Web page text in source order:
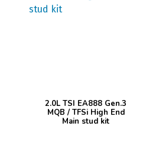
kan
2.0L TSI EA888 Gen.3
MQB / TFSi High End
Main stud kit